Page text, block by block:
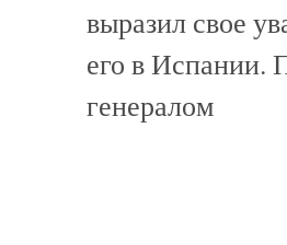
выразил свое
его в Испании.
генералом